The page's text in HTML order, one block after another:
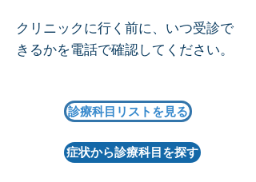
クリニックに行く前に、いつ受診で
きるかを電話で確認してください。
診療科目リストを見る
症状から診療科目を探す